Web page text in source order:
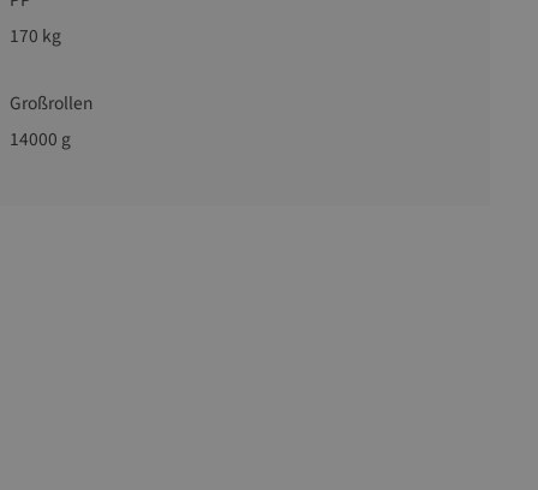
170 kg
Großrollen
14000 g